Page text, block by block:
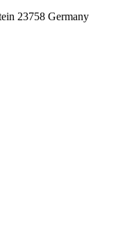
23758 Germany